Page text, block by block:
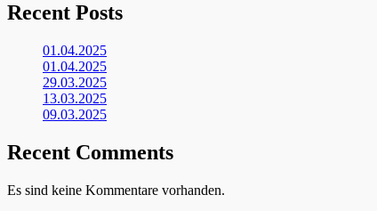
Recent Posts
01.04.2025
01.04.2025
29.03.2025
13.03.2025
09.03.2025
Recent Comments
Es sind keine Kommentare vorhanden.